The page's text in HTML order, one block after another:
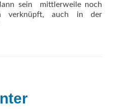
sein  mittlerweile noch
verknüpft, auch in der